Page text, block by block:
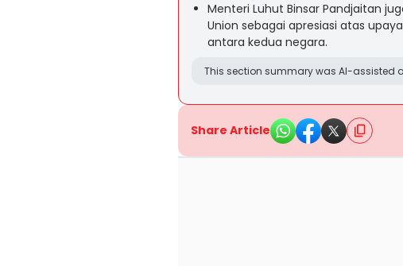
Menteri Luhut Binsar Pandjaitan
Union sebagai apresiasi atas
antara kedua negara.
This section summary was AI-assisted
Share Article